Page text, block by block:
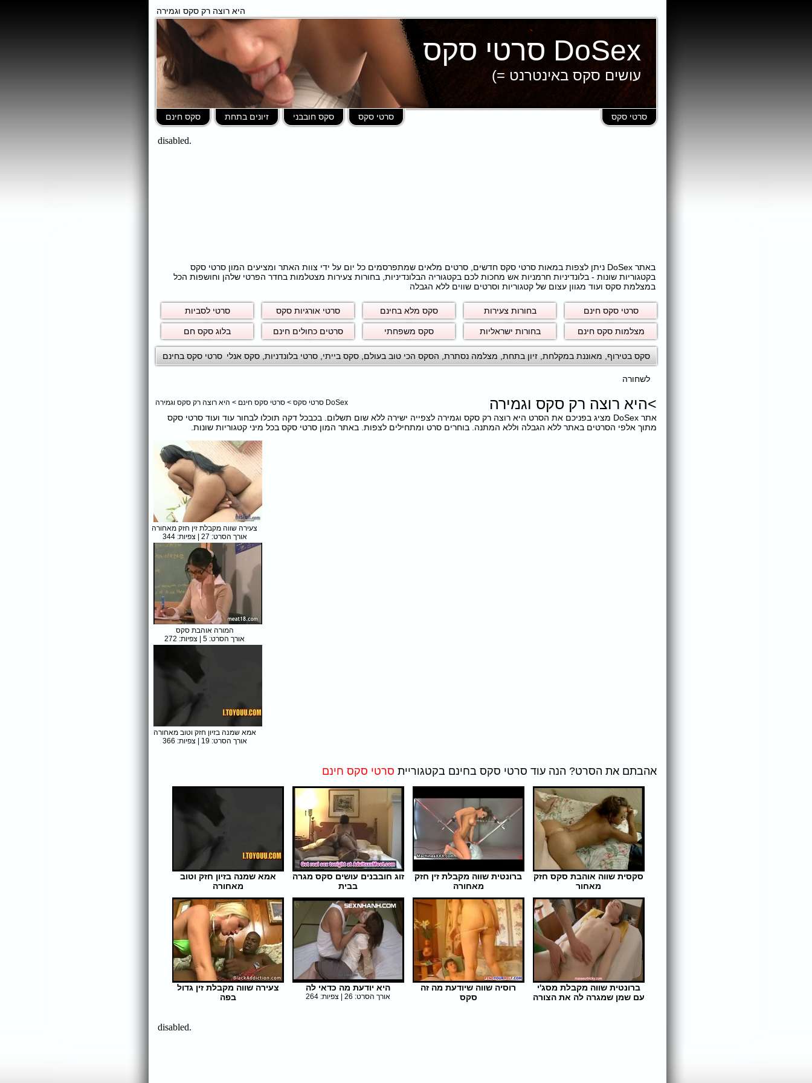
היא רוצה רק סקס וגמירה
DoSex סרטי סקס
עושים סקס באינטרנט =)
סרטי סקס סקס חינם זיונים בתחת סקס חובבני סרטי סקס
באתר DoSex ניתן לצפות במאות סרטי סקס חדשים, סרטים מלאים שמתפרסמים כל יום על ידי צוות האתר ומציעים המון סרטי סקס
בקטגוריות שונות - בלונדיניות חרמניות אש מחכות לכם בקטגוריה הבלונדיניות, בחורות צעירות מצטלמות בחדר הפרטי שלהן וחושפות הכל
במצלמת סקס ועוד מגוון עצום של קטגוריות וסרטים שווים ללא הגבלה
סרטי סקס חינם בחורות צעירות סקס מלא בחינם סרטי אורגיות סקס סרטי לסביות
מצלמות סקס חינם בחורות ישראליות סקס משפחתי סרטים כחולים חינם בלוג סקס חם
סרטי סקס בחינם סקס בטירוף מאוננת במקלחת ,זיון בתחת מצלמה נסתרת הסקס הכי טוב בעולם ,סקס בייתי ,סרטי בלונדניות ,סקס אנלי
לשחורה
>היא רוצה רק סקס וגמירה DoSex סרטי סקס >סרטי סקס חינם > היא רוצה רק סקס וגמירה
אתר DoSex מציג בפניכם את הסרט היא רוצה רק סקס וגמירה לצפייה ישירה ללא שום תשלום. בכבכל דקה תוכלו לבחור עוד ועוד סרטי סקס
מתוך אלפי הסרטים באתר ללא הגבלה וללא המתנה. בוחרים סרט ומתחילים לצפות. באתר המון סרטי סקס בכל מיני קטגוריות שונות.
צעירה שווה מקבלת זין חזק מאחורה
אורך הסרט: 27 | צפיות: 344
המורה אוהבת סקס
אורך הסרט: 5 | צפיות: 272
אמא שמנה בזיון חזק וטוב מאחורה
אורך הסרט: 19 | צפיות: 366
‎אהבתם את הסרט? הנה עוד סרטי סקס בחינם בקטגוריית סרטי סקס חינם
סקסית שווה אוהבת סקס חזק
מאחור
ברונטית שווה מקבלת זין חזק
מאחורה
זוג חובבנים עושים סקס מגרה
בבית
אמא שמנה בזיון חזק וטוב
מאחורה
ברונטית שווה מקבלת מסג'י
עם שמן שמגרה לה את הצורה
רוסיה שווה שיודעת מה זה
סקס
היא יודעת מה כדאי לה
אורך הסרט: 26 | צפיות: 264
צעירה שווה מקבלת זין גדול
בפה